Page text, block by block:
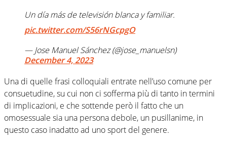
Un día más de televisión blanca y familiar.
pic.twitter.com/S56rNGcpgO
— Jose Manuel Sánchez (@jose_manuelsn)
December 4, 2023
Una di quelle frasi colloquiali entrate nell’uso comune per
consuetudine, su cui non ci sofferma più di tanto in termini
di implicazioni, e che sottende però il fatto che un
omosessuale sia una persona debole, un pusillanime, in
questo caso inadatto ad uno sport del genere.